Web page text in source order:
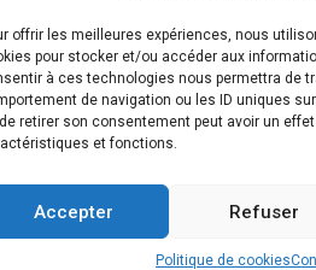
offrir les meilleures expériences, nous
pour stocker et/ou accéder aux
à ces technologies nous permettra de
de navigation ou les ID uniques
retirer son consentement peut avoir un
et fonctions.
Accepter Refuser
Politique de cookies